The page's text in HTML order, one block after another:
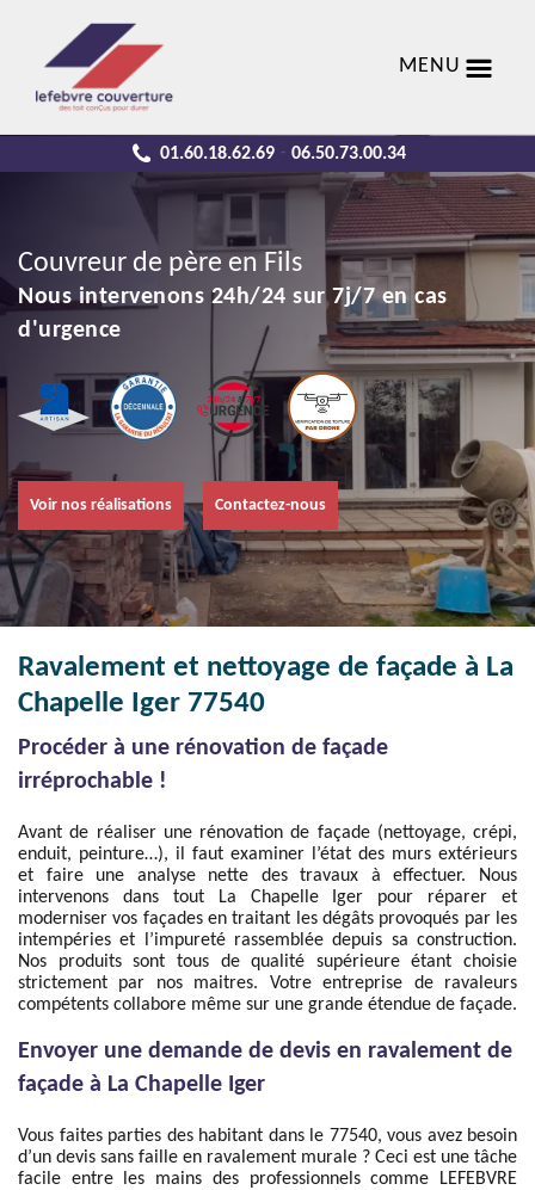
MENU
01.60.18.62.69 - 06.50.73.00.34
Couvreur de père en Fils
Nous intervenons 24h/24 sur 7j/7 en cas
d'urgence
Voir nos réalisations Contactez-nous
Ravalement et nettoyage de façade à La
Chapelle Iger 77540
Procéder à une rénovation de façade
irréprochable !
Avant de réaliser une rénovation de façade (nettoyage, crépi,
enduit, peinture…), il faut examiner l’état des murs extérieurs
et faire une analyse nette des travaux à effectuer. Nous
intervenons dans tout La Chapelle Iger pour réparer et
moderniser vos façades en traitant les dégâts provoqués par les
intempéries et l’impureté rassemblée depuis sa construction.
Nos produits sont tous de qualité supérieure étant choisie
strictement par nos maitres. Votre entreprise de ravaleurs
compétents collabore même sur une grande étendue de façade.
Envoyer une demande de devis en ravalement de
façade à La Chapelle Iger
Vous faites parties des habitant dans le 77540, vous avez besoin
d’un devis sans faille en ravalement murale ? Ceci est une tâche
facile entre les mains des professionnels comme LEFEBVRE